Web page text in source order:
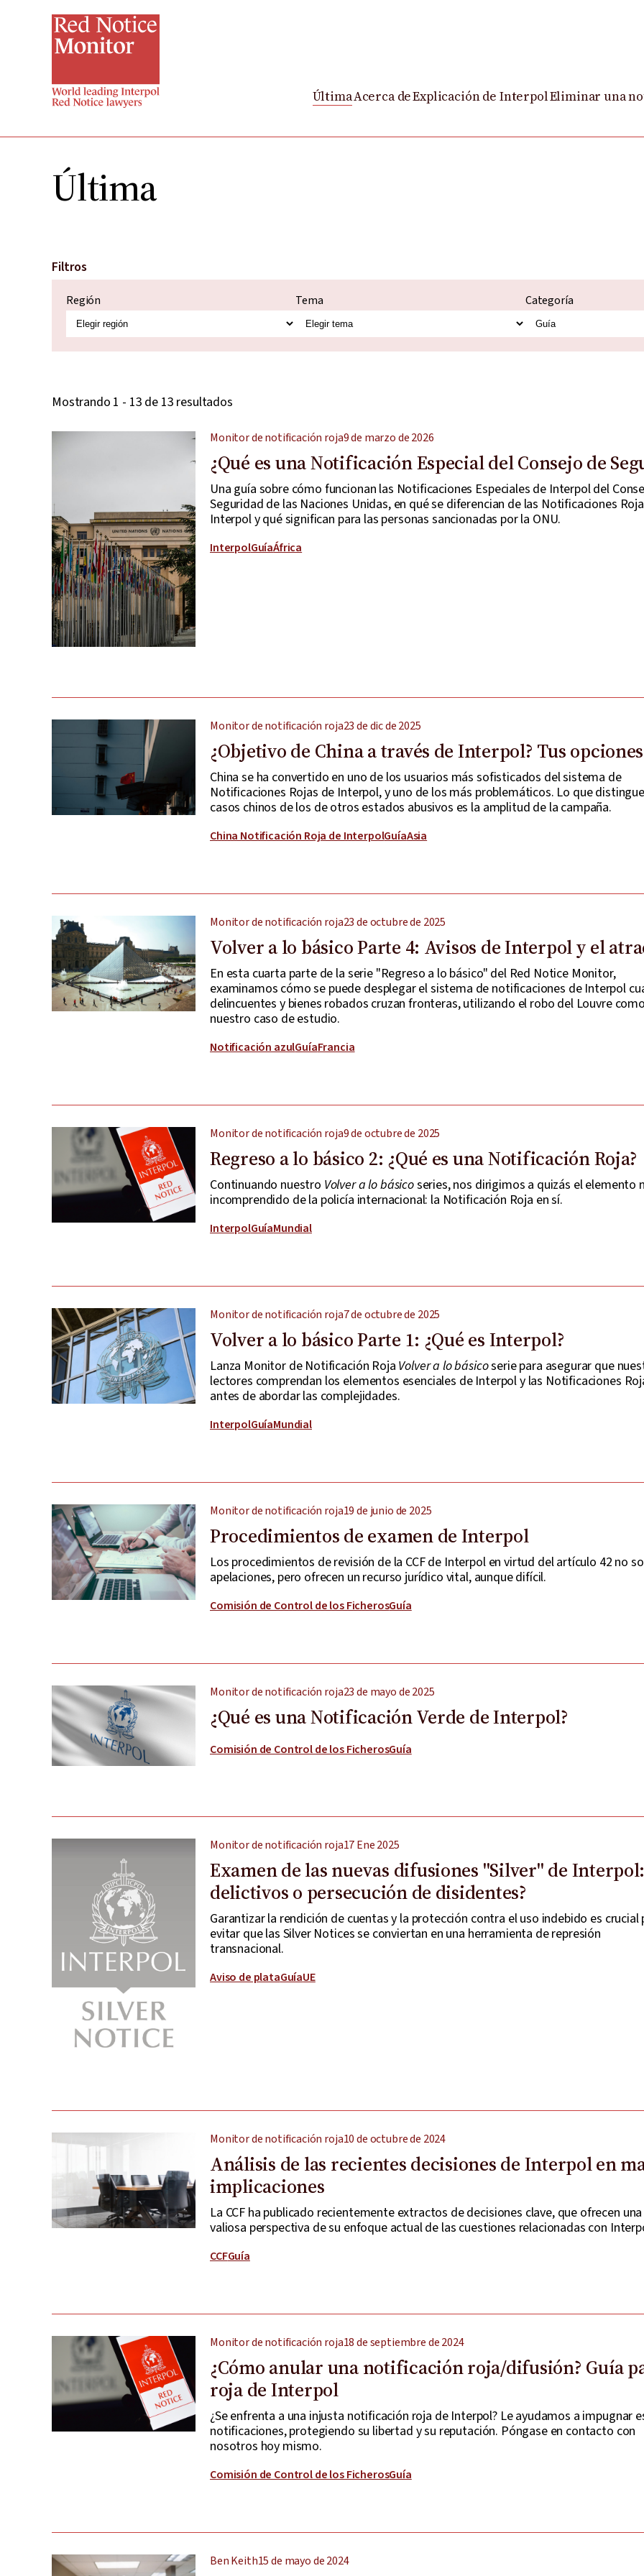
ÚltimaAcerca deExplicación de InterpolEliminar una
Última
Filtros
Región Tema Categoría
Mostrando 1 - 13 de 13 resultados
Monitor de notificación roja9 de marzo de 2026
¿Qué es una Notificación Especial del Consejo de
Una guía sobre cómo funcionan las Notificaciones Especiales de Interpol del
Seguridad de las Naciones Unidas, en qué se diferencian de las Notificaciones
Interpol y qué significan para las personas sancionadas por la ONU.
InterpolGuíaÁfrica
Monitor de notificación roja23 de dic de 2025
¿Objetivo de China a través de Interpol? Tus
China se ha convertido en uno de los usuarios más sofisticados del sistema de
Notificaciones Rojas de Interpol, y uno de los más problemáticos. Lo que
casos chinos de los de otros estados abusivos es la amplitud de la campaña.
China Notificación Roja de InterpolGuíaAsia
Monitor de notificación roja23 de octubre de 2025
Volver a lo básico Parte 4: Avisos de Interpol y el
En esta cuarta parte de la serie "Regreso a lo básico" del Red Notice Monitor,
examinamos cómo se puede desplegar el sistema de notificaciones de Interpol
delincuentes y bienes robados cruzan fronteras, utilizando el robo del Louvre como
nuestro caso de estudio.
Notificación azulGuíaFrancia
Monitor de notificación roja9 de octubre de 2025
Regreso a lo básico 2: ¿Qué es una Notificación Roja?
Continuando nuestro Volver a lo básicoseries, nos dirigimos a quizás el elemento
incomprendido de la policía internacional: la Notificación Roja en sí.
InterpolGuíaMundial
Monitor de notificación roja7 de octubre de 2025
Volver a lo básico Parte 1: ¿Qué es Interpol?
Lanza Monitor de Notificación Roja Volver a lo básicoserie para asegurar que
lectores comprendan los elementos esenciales de Interpol y las Notificaciones
antes de abordar las complejidades.
InterpolGuíaMundial
Monitor de notificación roja19 de junio de 2025
Procedimientos de examen de Interpol
Los procedimientos de revisión de la CCF de Interpol en virtud del artículo 42 no
apelaciones, pero ofrecen un recurso jurídico vital, aunque difícil.
Comisión de Control de los FicherosGuía
Monitor de notificación roja23 de mayo de 2025
¿Qué es una Notificación Verde de Interpol?
Comisión de Control de los FicherosGuía
Monitor de notificación roja17 Ene 2025
Examen de las nuevas difusiones "Silver" de
delictivos o persecución de disidentes?
Garantizar la rendición de cuentas y la protección contra el uso indebido es crucial
evitar que las Silver Notices se conviertan en una herramienta de represión
transnacional.
Aviso de plataGuíaUE
Monitor de notificación roja10 de octubre de 2024
Análisis de las recientes decisiones de Interpol en
implicaciones
La CCF ha publicado recientemente extractos de decisiones clave, que ofrecen una
valiosa perspectiva de su enfoque actual de las cuestiones relacionadas con
CCFGuía
Monitor de notificación roja18 de septiembre de 2024
¿Cómo anular una notificación roja/difusión? Guía
roja de Interpol
¿Se enfrenta a una injusta notificación roja de Interpol? Le ayudamos a impugnar
notificaciones, protegiendo su libertad y su reputación. Póngase en contacto con
nosotros hoy mismo.
Comisión de Control de los FicherosGuía
Ben Keith15 de mayo de 2024